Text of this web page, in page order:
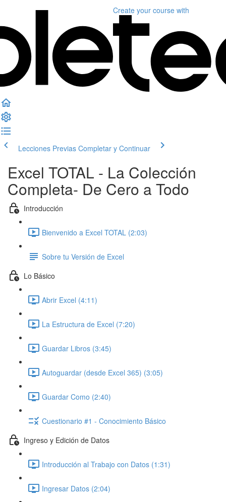
Create your course with
Lecciones Previas Completar y Continuar
Excel TOTAL - La Colección
Completa- De Cero a Todo
Introducción
Bienvenido a Excel TOTAL (2:03)
Sobre tu Versión de Excel
Lo Básico
Abrir Excel (4:11)
La Estructura de Excel (7:20)
Guardar Libros (3:45)
Autoguardar (desde Excel 365) (3:05)
Guardar Como (2:40)
Cuestionario #1 - Conocimiento Básico
Ingreso y Edición de Datos
Introducción al Trabajo con Datos (1:31)
Ingresar Datos (2:04)